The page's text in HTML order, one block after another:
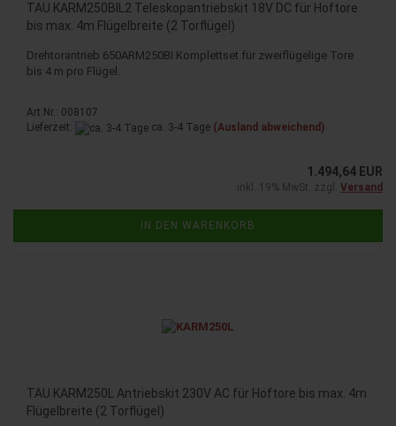
TAU KARM250BIL2 Teleskopantriebskit 18V DC für Hoftore
bis max. 4m Flügelbreite (2 Torflügel)
Drehtorantrieb 650ARM250BI Komplettset für zweiflügelige Tore
bis 4 m pro Flügel.
Art.Nr.: 008107
Lieferzeit:
ca. 3-4 Tage (Ausland abweichend)
1.494,64 EUR
inkl. 19% MwSt. zzgl. Versand
IN DEN WARENKORB
TAU KARM250L Antriebskit 230V AC für Hoftore bis max. 4m
Flügelbreite (2 Torflügel)